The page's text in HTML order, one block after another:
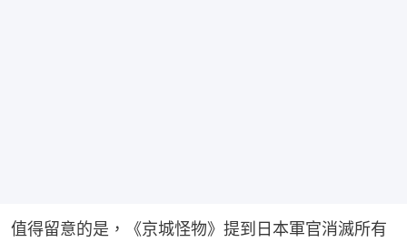
值得留意的是，《京城怪物》提到日本軍官消滅所有